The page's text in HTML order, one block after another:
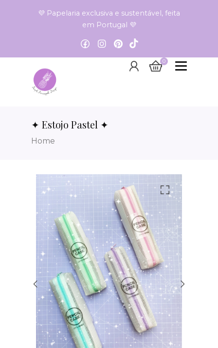
💜 Papelaria exclusiva e sustentável, feita
em Portugal 💜
0
✦ Estojo Pastel ✦
Home